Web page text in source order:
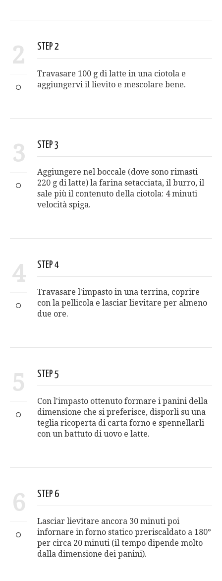
2 STEP 2
Travasare 100 g di latte in una ciotola e
aggiungervi il lievito e mescolare bene.
3 STEP 3
Aggiungere nel boccale (dove sono rimasti
220 g di latte) la farina setacciata, il burro, il
sale più il contenuto della ciotola: 4 minuti
velocità spiga.
4 STEP 4
Travasare l'impasto in una terrina, coprire
con la pellicola e lasciar lievitare per almeno
due ore.
5 STEP 5
Con l'impasto ottenuto formare i panini della
dimensione che si preferisce, disporli su una
teglia ricoperta di carta forno e spennellarli
con un battuto di uovo e latte.
6 STEP 6
Lasciar lievitare ancora 30 minuti poi
infornare in forno statico preriscaldato a 180°
per circa 20 minuti (il tempo dipende molto
dalla dimensione dei panini).